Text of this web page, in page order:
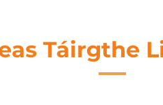
Táirgthe